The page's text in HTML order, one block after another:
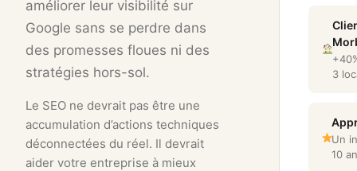
améliorer leur visibilité sur
Google sans se perdre dans
des promesses floues ni des
stratégies hors-sol.
Le SEO ne devrait pas être une
accumulation d’actions techniques
déconnectées du réel. Il devrait
aider votre entreprise à mieux
3
Un
10